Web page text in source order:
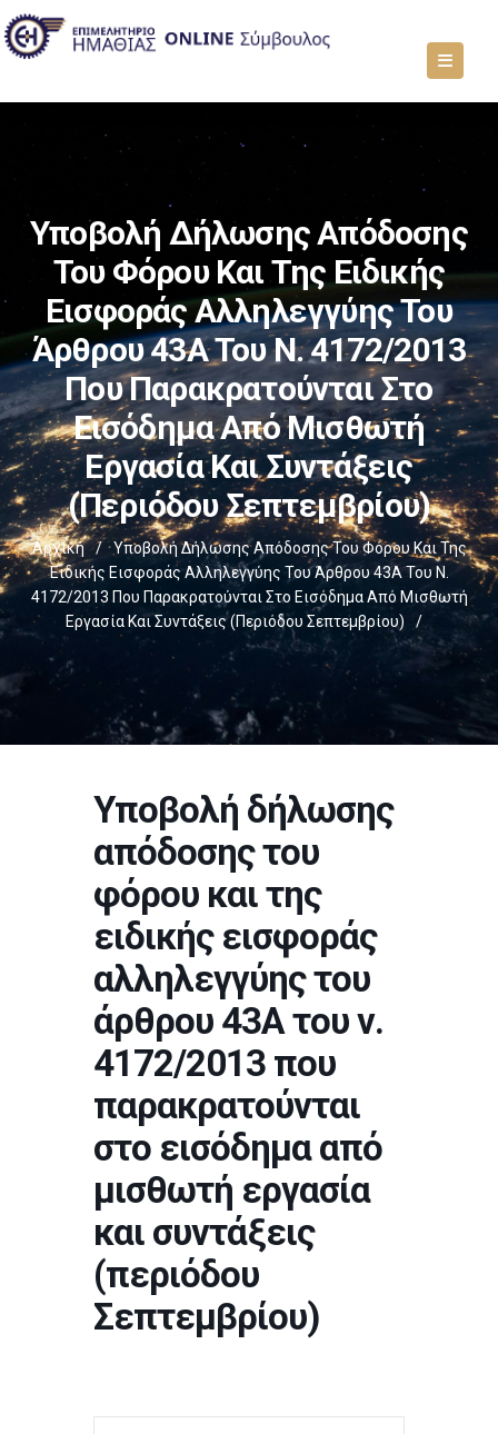
Υποβολή Δήλωσης Απόδοσης
Του Φόρου Και Της Ειδικής
Εισφοράς Αλληλεγγύης Του
Άρθρου 43Α Του Ν. 4172/2013
Που Παρακρατούνται Στο
Εισόδημα Από Μισθωτή
Εργασία Και Συντάξεις
(περιόδου Σεπτεμβρίου)
Αρχική /
Υποβολή Δήλωσης Απόδοσης Του Φόρου Και Της
Ειδικής Εισφοράς Αλληλεγγύης Του Άρθρου 43Α Του Ν.
4172/2013 Που Παρακρατούνται Στο Εισόδημα Από Μισθωτή
Εργασία Και Συντάξεις (περιόδου Σεπτεμβρίου)
/
Υποβολή δήλωσης
απόδοσης του
φόρου και της
ειδικής εισφοράς
αλληλεγγύης του
άρθρου 43Α του ν.
4172/2013 που
παρακρατούνται
στο εισόδημα από
μισθωτή εργασία
και συντάξεις
(περιόδου
Σεπτεμβρίου)